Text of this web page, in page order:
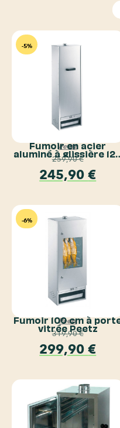
-5%
Peetz
Fumoir en acier
aluminé à glissière
cm Peetz
259,90€
245,90€
-6%
Peetz
Fumoir 100 cm à
vitrée Peetz
319,90€
299,90€